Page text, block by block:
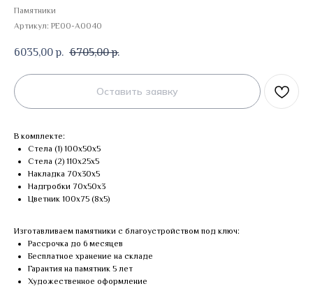
Памятники
Артикул: PE00-A0040
6035,00 р. 6705,00 р.
Оставить заявку
В комплекте:
Стела (1) 100х50х5
Стела (2) 110х25х5
Накладка 70х30х5
Надгробки 70х50х3
Цветник 100х75 (8х5)
Изготавливаем памятники с благоустройством под ключ:
Рассрочка до 6 месяцев
Бесплатное хранение на складе
Гарантия на памятник 5 лет
Художественное оформление